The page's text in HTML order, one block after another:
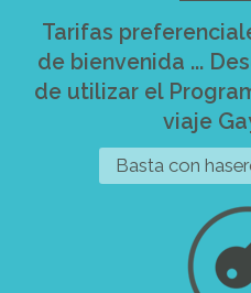
Tarifas
de bienvenida ...
de utilizar el
viaje
Basta con